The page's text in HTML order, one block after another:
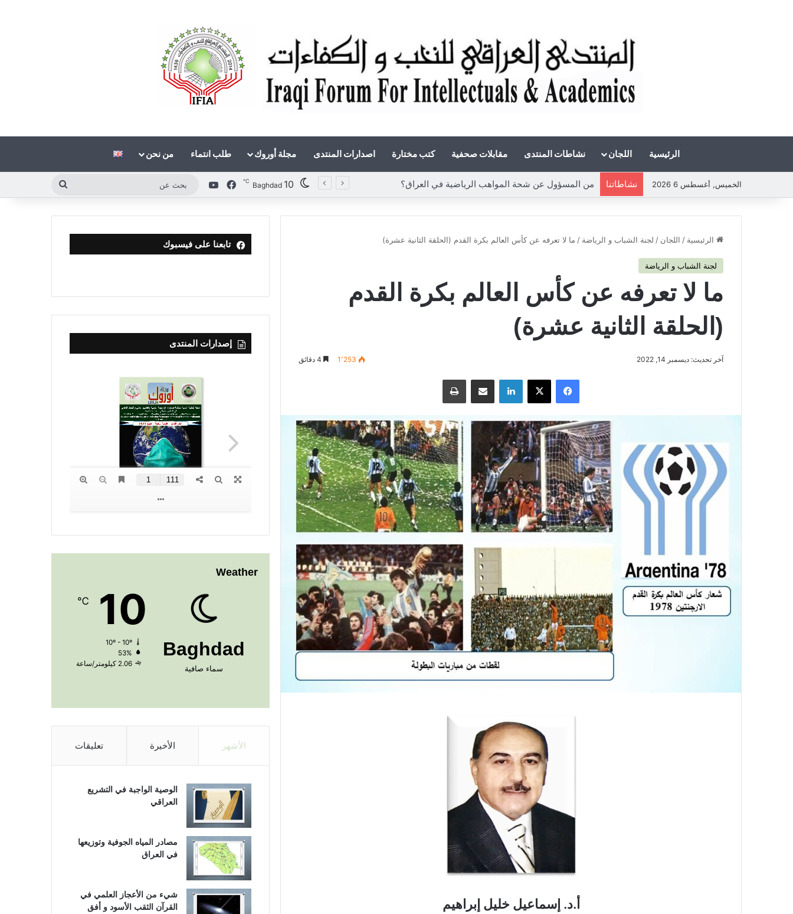
الرئيسية اللجان نشاطات المنتدى مقابلات صحفية كتب مختارة اصدارات المنتدى مجلة أوروك طلب انتماء من نحن
الخميس, أغسطس 6 2026 نشاطاتنا من المسؤول عن شحة المواهب الرياضية في العراق؟ Baghdad 10
℃ فيسبوك‫YouTube
الرئيسية / اللجان / لجنة الشباب و الرياضة / ما لا تعرفه عن كأس العالم بكرة القدم (الحلقة الثانية عشرة)
لجنة الشباب و الرياضة
ما لا تعرفه عن كأس العالم بكرة القدم
(الحلقة الثانية عشرة)
آخر تحديث: ديسمبر 14, 2022 1٬253
فيسبوك لينكدإن
أ.د. إسماعيل خليل إبراهيم
تابعنا على فيسبوك
إصدارات المنتدى
Weather
Baghdad
سماء صافية
10
℃
10º - 10º
53%
2.06 كيلومتر/ساعة
الأشهر الأخيرة تعليقات
الوصية الواجبة في التشريع
العراقي
مصادر المياه الجوفية وتوزيعها
في العراق
شيء من الأعجاز العلمي في
القرآن الثقب الأسود و أفق